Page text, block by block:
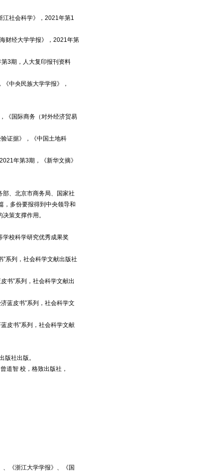
社会科学》，2021年第1
财经大学学报》，2021年第
3期，人大复印报刊资料
中央民族大学学报》，
《国际商务（对外经济贸易
证据》，《中国土地科
年第3期，《新华文摘》
部、北京市商务局、国家社
，多份要报得到中央领导和
策支撑作用。
学校科学研究优秀成果奖
系列，社会科学文献出版社
书”系列，社会科学文献出
蓝皮书”系列，社会科学文
皮书”系列，社会科学文献
版社出版。
道智 校，格致出版社，
、《浙江大学学报》、《国